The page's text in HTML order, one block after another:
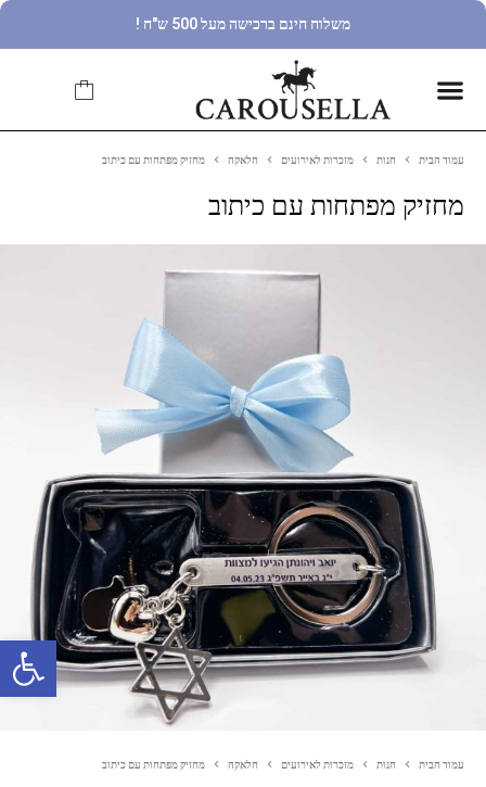
פתח סרגל נגישות
משלוח חינם ברכישה מעל 500 ש"ח !
עמוד הבית חנות מזכרות לאירועים חלאקה מחזיק מפתחות עם כיתוב
מחזיק מפתחות עם כיתוב
עמוד הבית חנות מזכרות לאירועים חלאקה מחזיק מפתחות עם כיתוב